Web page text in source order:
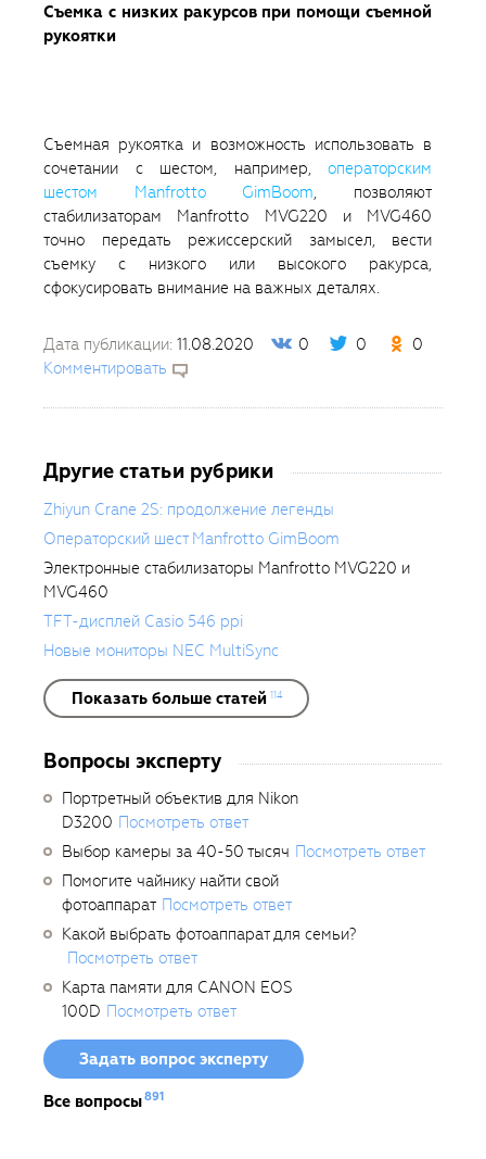
Съемка с низких ракурсов при помощи съемной
рукоятки
Съемная рукоятка и возможность использовать в
сочетании с шестом, например, операторским
шестом Manfrotto GimBoom, позволяют
стабилизаторам Manfrotto MVG220 и MVG460
точно передать режиссерский замысел, вести
съемку с низкого или высокого ракурса,
сфокусировать внимание на важных деталях.
Дата публикации: 11.08.2020 0 0
0
Комментировать
Другие статьи рубрики
Zhiyun Crane 2S: продолжение легенды
Операторский шест Manfrotto GimBoom
Электронные стабилизаторы Manfrotto MVG220 и
MVG460
TFT-дисплей Casio 546 ppi
Новые мониторы NEC MultiSync
Показать больше статей 114
Вопросы эксперту
Портретный объектив для Nikon
D3200 Посмотреть ответ
Выбор камеры за 40-50 тысяч Посмотреть ответ
Помогите чайнику найти свой
фотоаппарат Посмотреть ответ
Какой выбрать фотоаппарат для семьи?
Посмотреть ответ
Карта памяти для CANON EOS
100D Посмотреть ответ
Задать вопрос эксперту
Все вопросы891